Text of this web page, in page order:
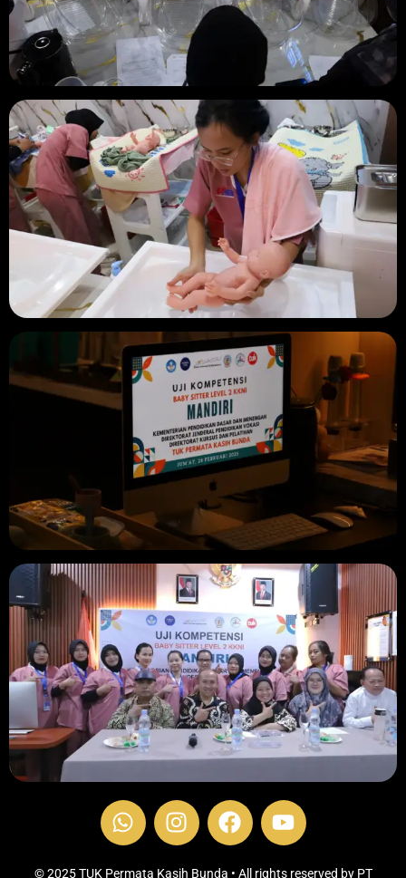
W
h
I
n
F
a
Y
o
© 2025 TUK Permata Kasih Bunda • All rights reserved by PT